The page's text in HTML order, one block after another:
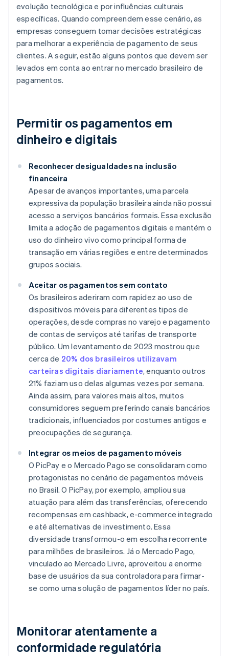
evolução tecnológica e por influências culturais
específicas. Quando compreendem esse cenário, as
empresas conseguem tomar decisões estratégicas
para melhorar a experiência de pagamento de seus
clientes. A seguir, estão alguns pontos que devem ser
levados em conta ao entrar no mercado brasileiro de
pagamentos.
Permitir os pagamentos em
dinheiro e digitais
Reconhecer desigualdades na inclusão
financeira
Apesar de avanços importantes, uma parcela
expressiva da população brasileira ainda não possui
acesso a serviços bancários formais. Essa exclusão
limita a adoção de pagamentos digitais e mantém o
uso do dinheiro vivo como principal forma de
transação em várias regiões e entre determinados
grupos sociais.
Aceitar os pagamentos sem contato
Os brasileiros aderiram com rapidez ao uso de
dispositivos móveis para diferentes tipos de
operações, desde compras no varejo e pagamento
de contas de serviços até tarifas de transporte
público. Um levantamento de 2023 mostrou que
cerca de 20% dos brasileiros utilizavam
carteiras digitais diariamente, enquanto outros
21% faziam uso delas algumas vezes por semana.
Ainda assim, para valores mais altos, muitos
consumidores seguem preferindo canais bancários
tradicionais, influenciados por costumes antigos e
preocupações de segurança.
Integrar os meios de pagamento móveis
O PicPay e o Mercado Pago se consolidaram como
protagonistas no cenário de pagamentos móveis
no Brasil. O PicPay, por exemplo, ampliou sua
atuação para além das transferências, oferecendo
recompensas em cashback, e-commerce integrado
e até alternativas de investimento. Essa
diversidade transformou-o em escolha recorrente
para milhões de brasileiros. Já o Mercado Pago,
vinculado ao Mercado Livre, aproveitou a enorme
base de usuários da sua controladora para firmar-
se como uma solução de pagamentos líder no país.
Monitorar atentamente a
conformidade regulatória